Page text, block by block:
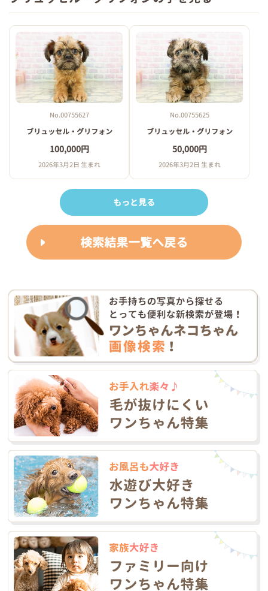
No.00755627
ブリュッセル・グリフォン
100,000円
2026年3月2日 生まれ
No.00755625
ブリュッセル・グリフォン
50,000円
2026年3月2日 生まれ
もっと見る
検索結果一覧へ戻る